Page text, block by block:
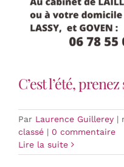
C’est l’été,
Par Laurence Guillerey |
classé | 0 commentaire
Lire la suite